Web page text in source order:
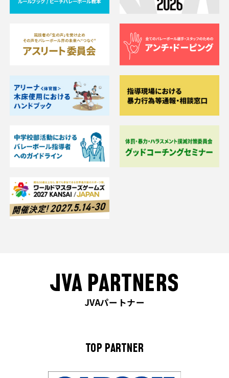
JVA PARTNERS
JVAパートナー
TOP PARTNER